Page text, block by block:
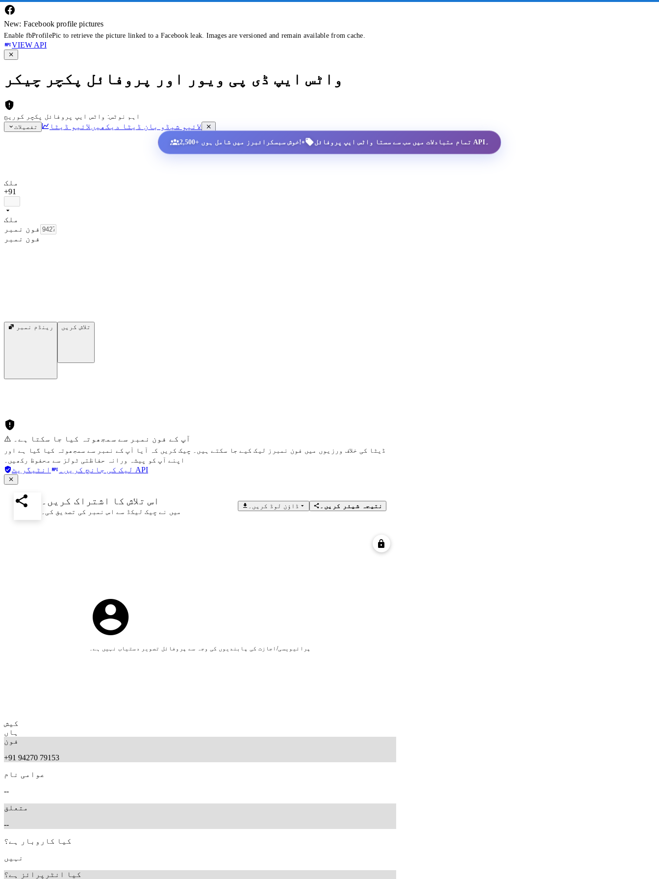
New: Facebook profile pictures
Enable fbProfilePic to retrieve the picture linked to a Facebook leak. Images are versioned and remain available from cache.
VIEW API
واٹس ایپ ڈی پی ویور اور پروفائل پکچر چیکر
اہم نوٹس: واٹس ایپ پروفائل پکچر کوریج
تفصیلات
لائیو شیڈو بان ڈیٹا دیکھیں لائیو ڈیٹا
2,500+ خوش سبسکرائبرز میں شامل ہوں!• تمام متبادلات میں سب سے سستا واٹس ایپ پروفائل API۔
ملک
+91
ملک
فون نمبر
فون نمبر
رینڈم نمبر تلاش کریں
⚠️ آپ کے فون نمبر سے سمجھوتہ کیا جا سکتا ہے۔
ڈیٹا کی خلاف ورزیوں میں فون نمبرز لیک کیے جا سکتے ہیں۔ چیک کریں کہ آیا آپ کے نمبر سے سمجھوتہ کیا گیا ہے اور
اپنے آپ کو پیشہ ورانہ حفاظتی ٹولز سے محفوظ رکھیں۔
لیک کی جانچ کریں۔ انٹیگریٹ API
اس تلاش کا اشتراک کریں۔
میں نے چیک لیکڈ سے اس نمبر کی تصدیق کی۔
ڈاؤن لوڈ کریں۔ نتیجہ شیئر کریں۔
پرائیویسی/اجازت کی پابندیوں کی وجہ سے پروفائل تصویر دستیاب نہیں ہے۔
کیش
ہاں
فون
+91 94270 79153
عوامی نام
--
متعلق
--
کیا کاروبار ہے؟
نہیں
کیا انٹرپرائز ہے؟